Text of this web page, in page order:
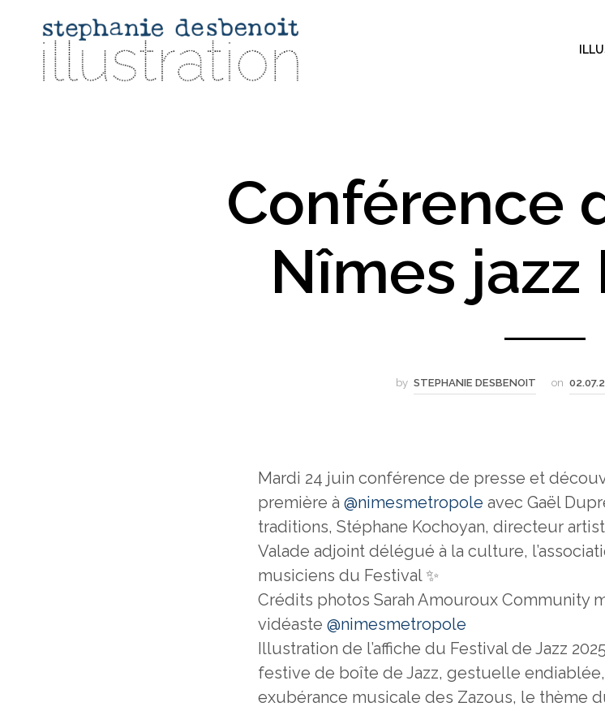
Conférence
Nîmes jazz
by STEPHANIE DESBENOIT on
Mardi 24 juin conférence de presse et
première à @nimesmetropole avec Gaël
traditions, Stéphane Kochoyan, directeur
Valade adjoint délégué à la culture,
musiciens du Festival ✨
Crédits photos Sarah Amouroux Community
vidéaste @nimesmetropole
Illustration de l’affiche du Festival de Jazz
festive de boîte de Jazz, gestuelle
exubérance musicale des Zazous, le thème